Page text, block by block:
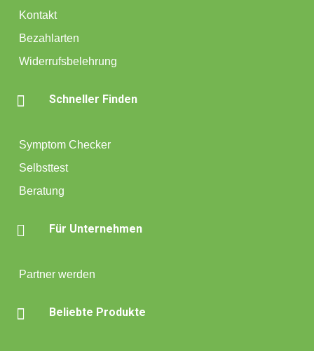
Kontakt
Bezahlarten
Widerrufsbelehrung
 Schneller Finden
Symptom Checker
Selbsttest
Beratung
 Für Unternehmen
Partner werden
 Beliebte Produkte